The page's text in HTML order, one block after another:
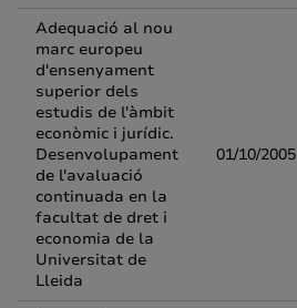
Adequació al nou
marc europeu
d'ensenyament
superior dels
estudis de l'àmbit
econòmic i jurídic.
Desenvolupament
de l'avaluació
continuada en la
facultat de dret i
economia de la
Universitat de
Lleida
01/10/2005